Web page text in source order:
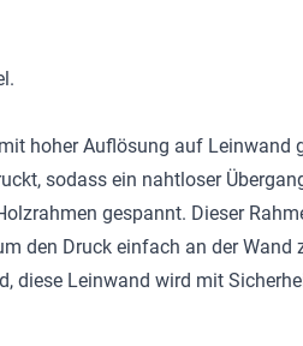
hoher Auflösung auf Leinwand
sodass ein nahtloser
gespannt. Dieser
Druck einfach an der Wand
diese Leinwand wird mit